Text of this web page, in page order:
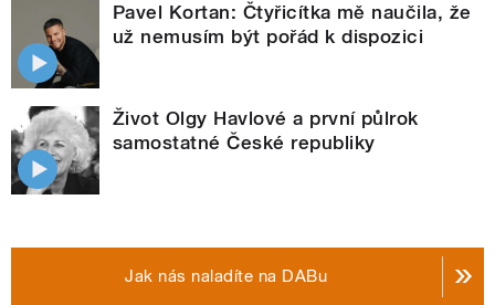
Pavel Kortan: Čtyřicítka mě naučila, že
už nemusím být pořád k dispozici
Život Olgy Havlové a první půlrok
samostatné České republiky
Jak nás naladíte na DABu